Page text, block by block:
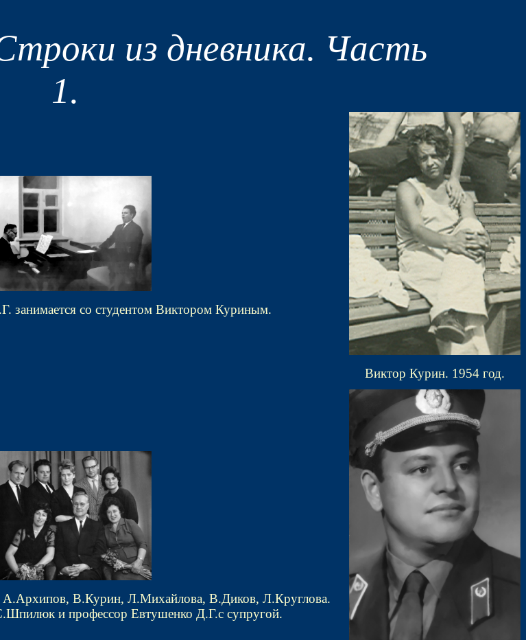
из дневника. Часть
1.
занимается со студентом Виктором Куриным.
Виктор Курин. 1954 год.
А.Архипов, В.Курин, Л.Михайлова, В.Диков, Л.Круглова.
и профессор Евтушенко Д.Г.с супругой.